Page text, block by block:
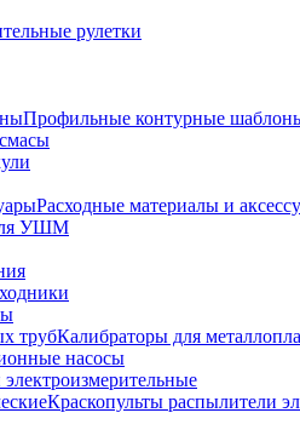
рулетки
Профильные контурные
Расходные материалы и
УШМ
Калибраторы для
насосы
Краскопульты распылители